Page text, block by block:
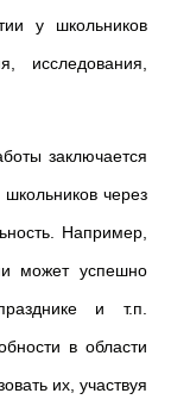
у школьников
исследования,
заключается
через
Например,
может успешно
и т.п.
в области
их, участвуя